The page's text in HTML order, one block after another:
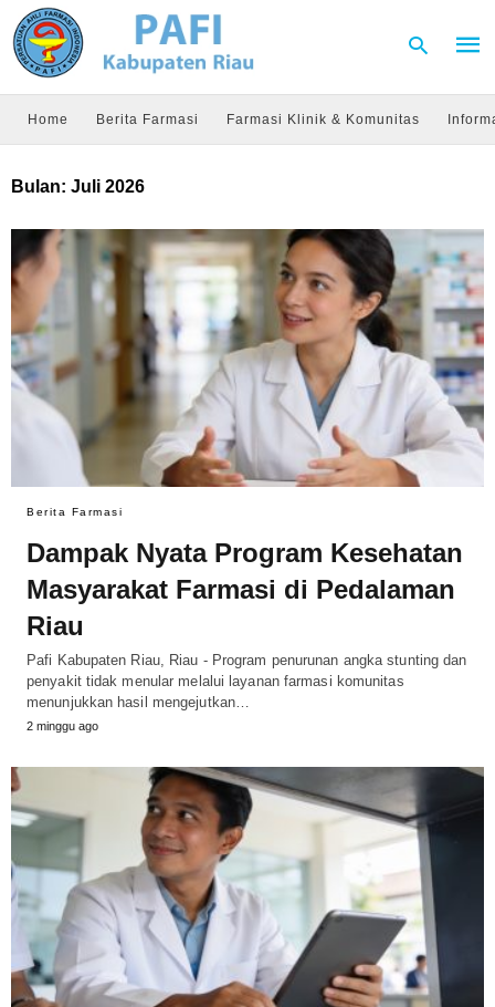
hit
Home Berita Farmasi Farmasi Klinik & Komunitas
Bulan: Juli 2026
Berita Farmasi
Dampak Nyata Program Kesehatan
Masyarakat Farmasi di Pedalaman
Riau
Pafi Kabupaten Riau, Riau - Program penurunan angka stunting dan
penyakit tidak menular melalui layanan farmasi komunitas
menunjukkan hasil mengejutkan…
2 minggu ago